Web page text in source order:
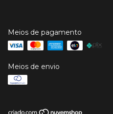
Meios de pagamento
Meios de envio